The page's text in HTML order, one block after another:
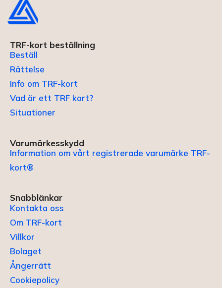
TRF-kort beställning
Beställ
Rättelse
Info om TRF-kort
Vad är ett TRF kort?
Situationer
Varumärkesskydd
Information om vårt registrerade varumärke TRF-
kort®
Snabblänkar
Kontakta oss
Om TRF-kort
Villkor
Bolaget
Ångerrätt
Cookiepolicy